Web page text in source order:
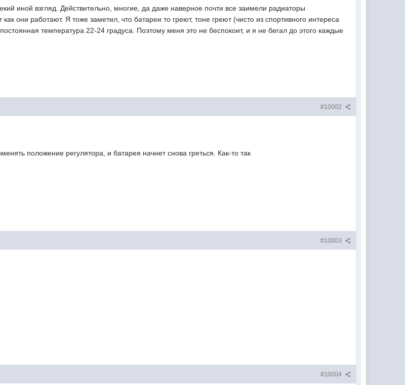
иной взгляд. Действительно, многие, да даже наверное почти все заимели радиаторы
как они работают. Я тоже заметил, что батареи то греют, тоне греют (чисто из спортивного интереса
температура 22-24 градуса. Поэтому меня это не беспокоит, и я не бегал до этого каждые
#10002
положение регулятора, и батарея начнет снова греться. Как-то так
#10003
#10004